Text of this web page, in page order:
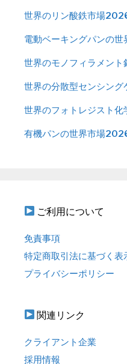
世界のリン酸鉄市場
電動ベーキングパンの
世界のモノフィラメン
世界の分散型センシン
世界のフォトレジスト
有機パンの世界市場
ご利用について
免責事項
特定商取引法に基づく表
プライバシーポリシー
関連リンク
クライアント企業
採用情報